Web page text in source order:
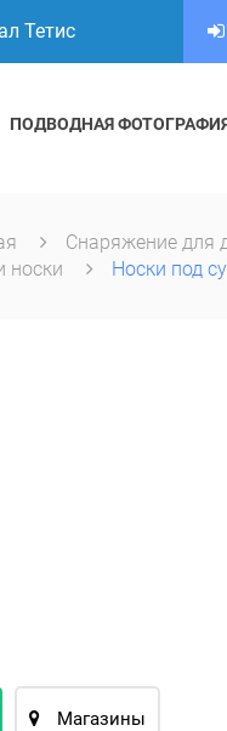
Тетис
ПОДВОДНАЯ
Снаряжение для
носки
Носки под
Магазины